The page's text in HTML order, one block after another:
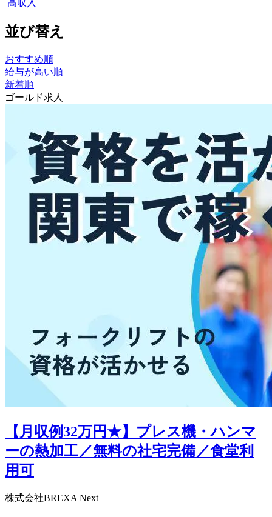
高収入
並び替え
おすすめ順
給与が高い順
新着順
ゴールド求人
【月収例32万円★】プレス機・ハンマ
ーの熱加工／無料の社宅完備／食堂利
用可
株式会社BREXA Next